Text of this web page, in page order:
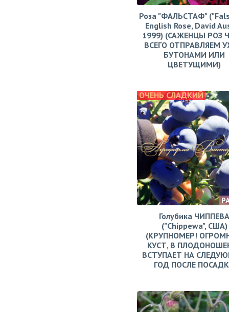
Роза "ФАЛЬСТАФ"
English Rose, David
1999) (САЖЕНЦЫ РОЗ
ВСЕГО ОТПРАВЛЯЕМ
БУТОНАМИ ИЛИ
ЦВЕТУЩИМИ)
ОЧЕНЬ СЛАДКИЙ
Голубика ЧИППЕВА
("Chippewa", США)
(КРУПНОМЕР!
КУСТ, В
ВСТУПАЕТ НА
ГОД ПОСЛЕ